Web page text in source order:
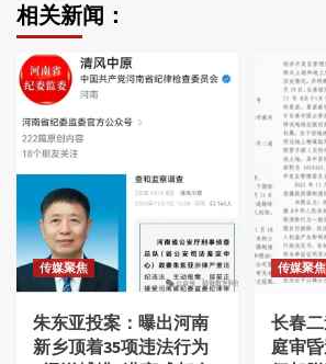
相关新闻：
传媒聚焦
朱东亚投案：曝出河南
新乡顶着35项违法行为
传媒聚焦
长春
庭审